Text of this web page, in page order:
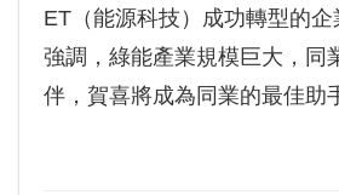
ET（能源科技）成功轉型的
強調，綠能產業規模巨大，同
伴，賀喜將成為同業的最佳助